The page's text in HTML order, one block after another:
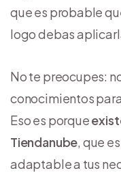
que es probable
logo debas
No te preocupes:
conocimientos
Eso es porque
Tiendanube, que
adaptable a tus